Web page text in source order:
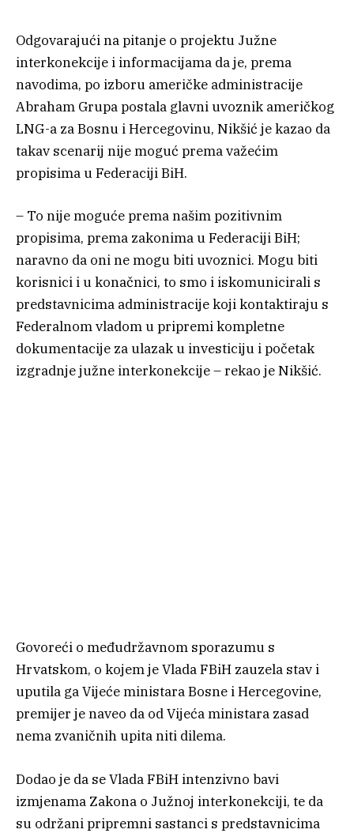
Odgovarajući na pitanje o projektu Južne
interkonekcije i informacijama da je, prema
navodima, po izboru američke administracije
Abraham Grupa postala glavni uvoznik američkog
LNG-a za Bosnu i Hercegovinu, Nikšić je kazao da
takav scenarij nije moguć prema važećim
propisima u Federaciji BiH.
– To nije moguće prema našim pozitivnim
propisima, prema zakonima u Federaciji BiH;
naravno da oni ne mogu biti uvoznici. Mogu biti
korisnici i u konačnici, to smo i iskomunicirali s
predstavnicima administracije koji kontaktiraju s
Federalnom vladom u pripremi kompletne
dokumentacije za ulazak u investiciju i početak
izgradnje južne interkonekcije – rekao je Nikšić.
Govoreći o međudržavnom sporazumu s
Hrvatskom, o kojem je Vlada FBiH zauzela stav i
uputila ga Vijeće ministara Bosne i Hercegovine,
premijer je naveo da od Vijeća ministara zasad
nema zvaničnih upita niti dilema.
Dodao je da se Vlada FBiH intenzivno bavi
izmjenama Zakona o Južnoj interkonekciji, te da
su održani pripremni sastanci s predstavnicima